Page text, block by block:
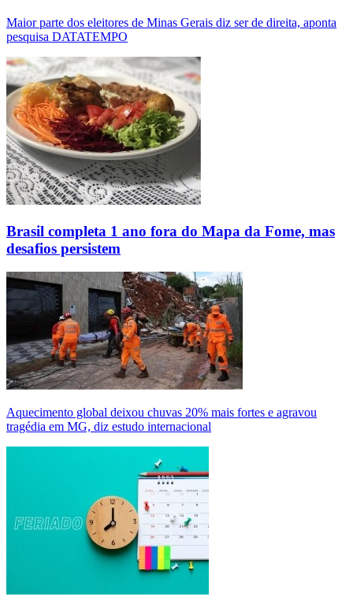
Maior parte dos eleitores de Minas Gerais diz ser de direita, aponta
pesquisa DATATEMPO
Brasil completa 1 ano fora do Mapa da Fome, mas
desafios persistem
Aquecimento global deixou chuvas 20% mais fortes e agravou
tragédia em MG, diz estudo internacional